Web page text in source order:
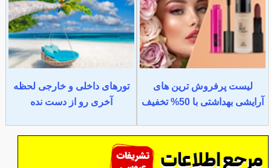
لیست پرفروش ترین های
آرایشی بهداشتی با 50% تخفیف
تورهای داخلی و خارجی لحظه
آخری رو از دست نده